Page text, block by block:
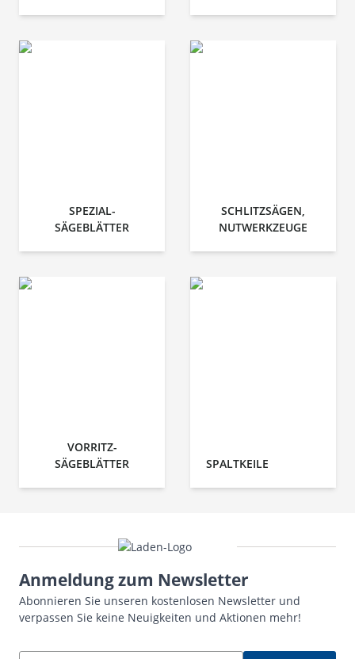
SPEZIAL-
SÄGEBLÄTTER
SCHLITZSÄGEN,
NUTWERKZEUGE
VORRITZ-
SÄGEBLÄTTER
SPALTKEILE
Anmeldung zum Newsletter
Abonnieren Sie unseren kostenlosen Newsletter und
verpassen Sie keine Neuigkeiten und Aktionen mehr!